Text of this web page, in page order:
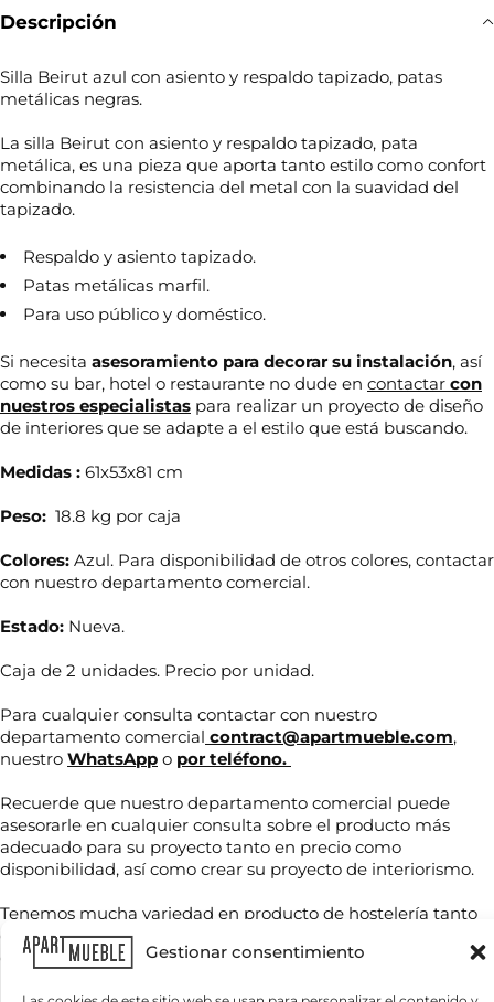
Gestionar consentimiento
Descripción
Silla Beirut azul con asiento y respaldo tapizado, patas
metálicas negras.
La silla Beirut con asiento y respaldo tapizado, pata
metálica, es una pieza que aporta tanto estilo como confort
combinando la resistencia del metal con la suavidad del
tapizado.
Respaldo y asiento tapizado.
Patas metálicas marfil.
Para uso público y doméstico.
Si necesita asesoramiento para decorar su instalación, así
como su bar, hotel o restaurante no dude en contactar con
nuestros especialistas para realizar un proyecto de diseño
de interiores que se adapte a el estilo que está buscando.
Medidas : 61x53x81 cm
Peso: 18.8 kg por caja
Colores: Azul. Para disponibilidad de otros colores, contactar
con nuestro departamento comercial.
Estado: Nueva.
Caja de 2 unidades. Precio por unidad.
Para cualquier consulta contactar con nuestro
departamento comercial contract@apartmueble.com,
nuestro WhatsApp o por teléfono.
Recuerde que nuestro departamento comercial puede
asesorarle en cualquier consulta sobre el producto más
adecuado para su proyecto tanto en precio como
disponibilidad, así como crear su proyecto de interiorismo.
Tenemos mucha variedad en producto de hostelería tanto
de importación como nacional, por compra unitaria o de
contenedores.
N
m
b
e
*
e
l
e
t
ó
n
T
e
é
o
n
C
o
r